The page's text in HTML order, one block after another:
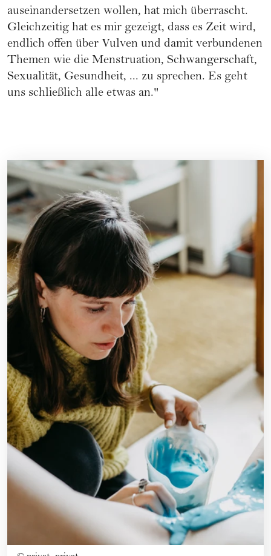
auseinandersetzen wollen, hat mich überrascht.
Gleichzeitig hat es mir gezeigt, dass es Zeit wird,
endlich offen über Vulven und damit verbundenen
Themen wie die Menstruation, Schwangerschaft,
Sexualität, Gesundheit, ... zu sprechen. Es geht
uns schließlich alle etwas an."